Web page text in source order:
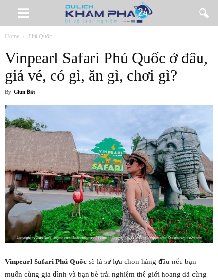
Home Phú Quốc
Vinpearl Safari Phú Quốc ở đâu,
giá vé, có gì, ăn gì, chơi gì?
By Giun Đất
Vinpearl Safari Phú Quốc sẽ là sự lựa chon hàng đầu nếu bạn
muốn cùng gia đình và bạn bè trải nghiệm thế giới hoang dã cùng